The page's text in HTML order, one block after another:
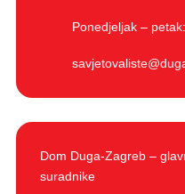
Ponedjeljak –
Dom Duga-Zagreb –
suradnike